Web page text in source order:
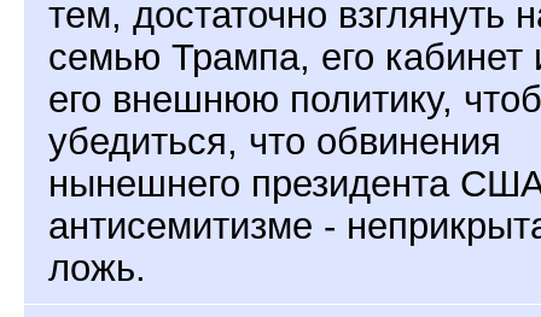
тем, достаточно взглянуть
семью Трампа, его кабинет
его внешнюю политику,
убедиться, что обвинения
нынешнего президента
антисемитизме -
ложь.